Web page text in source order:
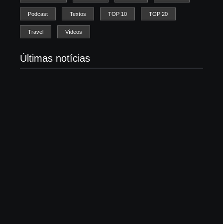
Podcast Textos TOP 10 TOP 20
Travel Vídeos
Últimas notícias